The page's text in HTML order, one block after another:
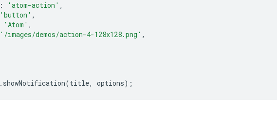
: 'atom-action' ,
'button' ,
'Atom' ,
'/images/demos/action-4-128x128.png' ,
. showNotification(title, options);